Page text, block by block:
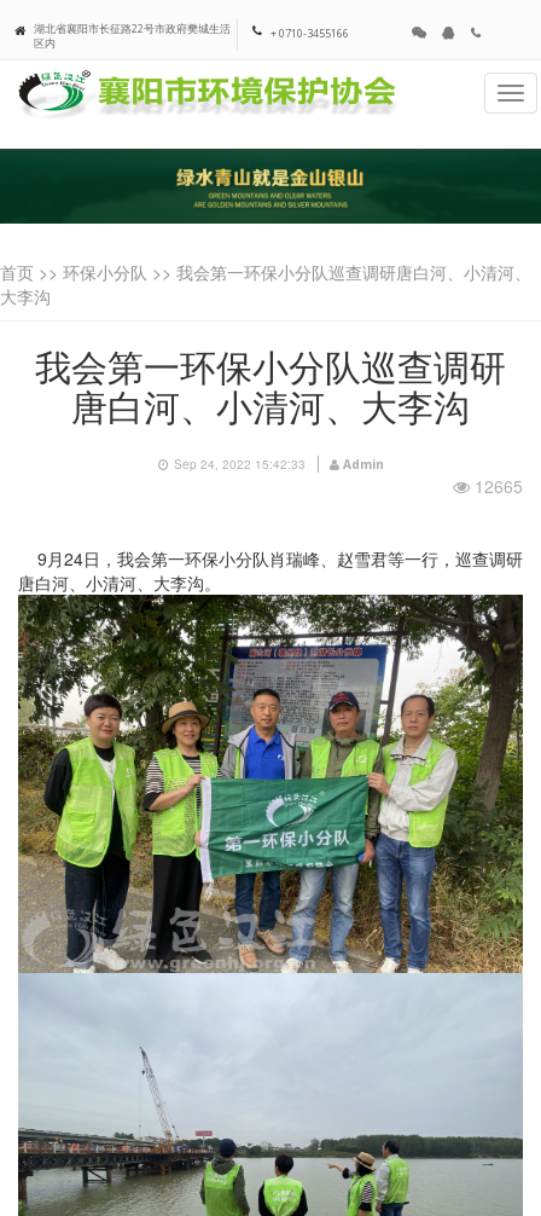
湖北省襄阳市长征路22号市政府樊城生活
区内
+ 0710-3455166
首页 >> 环保小分队 >> 我会第一环保小分队巡查调研唐白河、小清河、
大李沟
我会第一环保小分队巡查调研
唐白河、小清河、大李沟
Sep 24, 2022 15:42:33 Admin
12665
9月24日，我会第一环保小分队肖瑞峰、赵雪君等一行，巡查调研
唐白河、小清河、大李沟。